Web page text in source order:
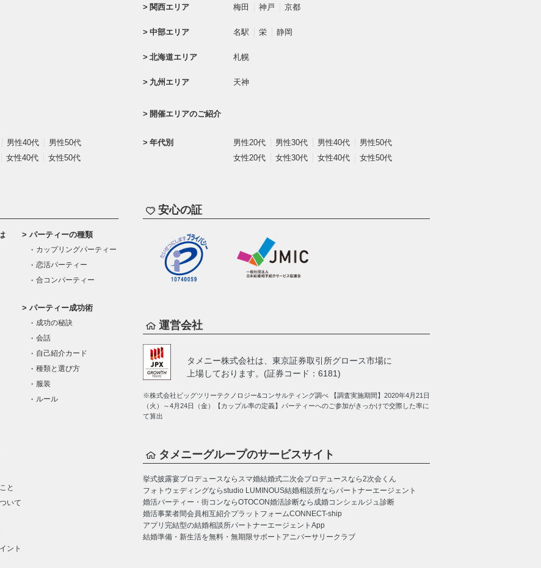
男性40代
男性50代
女性40代 女性50代
関西エリア 梅田 神戸 京都
中部エリア 名駅 栄 静岡
北海道エリア 札幌
九州エリア 天神
開催エリアのご紹介
年代別 男性20代 男性30代 男性40代
男性50代
女性20代
女性30代 女性40代 女性50代
パーティーの種類
カップリングパーティー
恋活パーティー
合コンパーティー
パーティー成功術
成功の秘訣
会話
自己紹介カード
種類と選び方
服装
ルール
と
いて
ント
安心の証
運営会社
タメニー株式会社は、 東京証券取引所グロース市場に
上場しております。(証券コード：6181)
※株式会社ビッグツリーテクノロジー&コンサルティング調べ 【調査実施期間】2020年4月21日
（火）～4月24日（金）【カップル率の定義】パーティーへのご参加がきっかけで交際した率に
て算出
タメニーグループのサービスサイト
挙式披露宴プロデュースならスマ婚結婚式二次会プロデュースなら2次会くん
フォトウェディングならstudio LUMINOUS結婚相談所ならパートナーエージェント
婚活パーティー・街コンならOTOCON婚活診断なら成婚コンシェルジュ診断
婚活事業者間会員相互紹介プラットフォームCONNECT-ship
アプリ完結型の結婚相談所パートナーエージェントApp
結婚準備・新生活を無料・無期限サポートアニバーサリークラブ